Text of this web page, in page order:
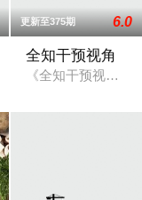
Sunday的长寿环节
SBS电视台周末娱乐
更新至375期 6.0
全知干预视角
《全知干预视角